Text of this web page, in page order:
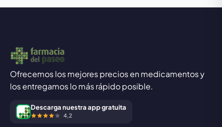
Ofrecemos los mejores precios en medicamentos y
los entregamos lo más rápido posible.
Descarga nuestra app gratuita
4,2